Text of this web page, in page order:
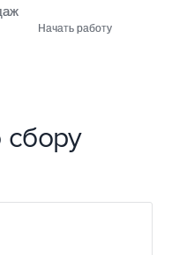
Начать работу
сбору